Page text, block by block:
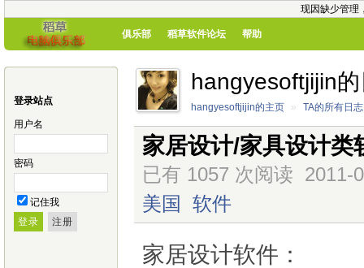
现因缺少管理
俱乐部 稻草软件论坛 帮助
登录站点
用户名
密码
记住我
hangyesoftjijin
hangyesoftjijin的主页 » TA的所有日志
家居设计/家具设计类
已有 1057 次阅读 2011-
美国
软件
家居设计软件：